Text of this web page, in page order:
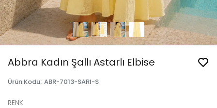
Abbra Kadın Şallı Astarlı Elbise
Ürün Kodu: ABR-7013-SARI-S
RENK